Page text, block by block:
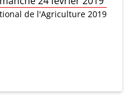
de l'Agriculture 2019